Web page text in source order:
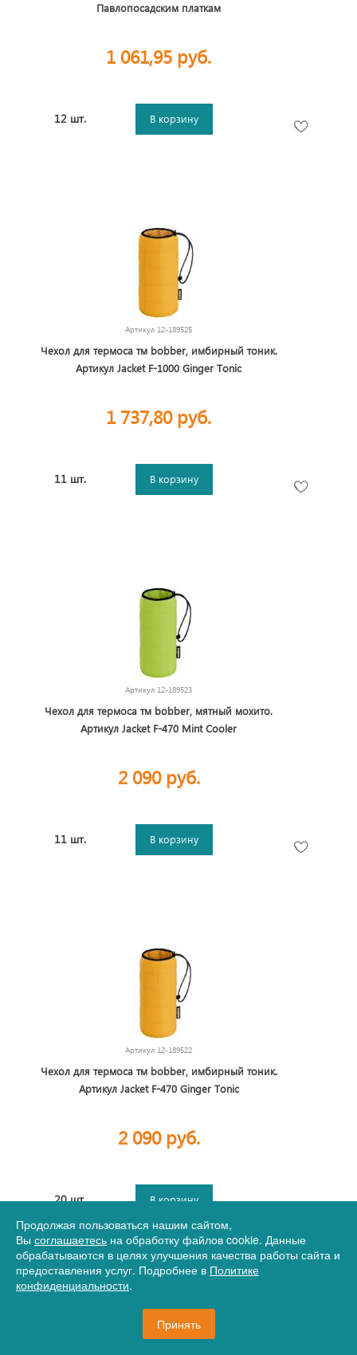
Павлопосадским платкам
1 061,95 руб.
12 шт. В корзину
Артикул 12-189525
Чехол для термоса тм bobber, имбирный тоник.
Артикул Jacket F-1000 Ginger Tonic
1 737,80 руб.
11 шт. В корзину
Артикул 12-189523
Чехол для термоса тм bobber, мятный мохито.
Артикул Jacket F-470 Mint Cooler
2 090 руб.
11 шт. В корзину
Артикул 12-189522
Чехол для термоса тм bobber, имбирный тоник.
Артикул Jacket F-470 Ginger Tonic
2 090 руб.
20 шт. В корзину
Продолжая пользоваться нашим сайтом,
Вы соглашаетесь на обработку файлов cookie. Данные
обрабатываются в целях улучшения качества работы сайта и
предоставления услуг. Подробнее в Политике
конфиденциальности.
Принять